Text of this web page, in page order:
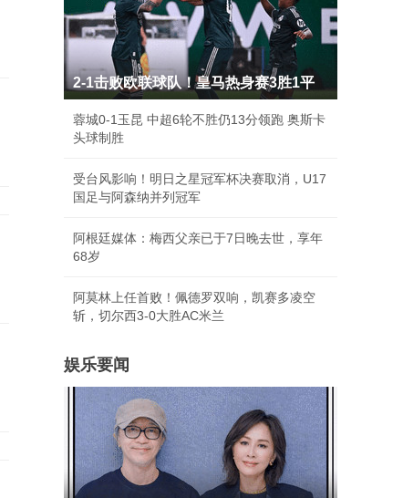
2-1击败欧联球队！皇马热身赛3胜1平
蓉城0-1玉昆 中超6轮不胜仍13分领跑 奥斯卡
头球制胜
受台风影响！明日之星冠军杯决赛取消，U17
国足与阿森纳并列冠军
阿根廷媒体：梅西父亲已于7日晚去世，享年
68岁
阿莫林上任首败！佩德罗双响，凯赛多凌空
斩，切尔西3-0大胜AC米兰
娱乐要闻